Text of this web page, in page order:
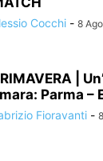
Cocchi - 8
|
Parma –
Fioravanti -